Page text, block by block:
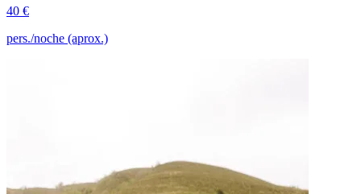
40 €
pers./noche (aprox.)